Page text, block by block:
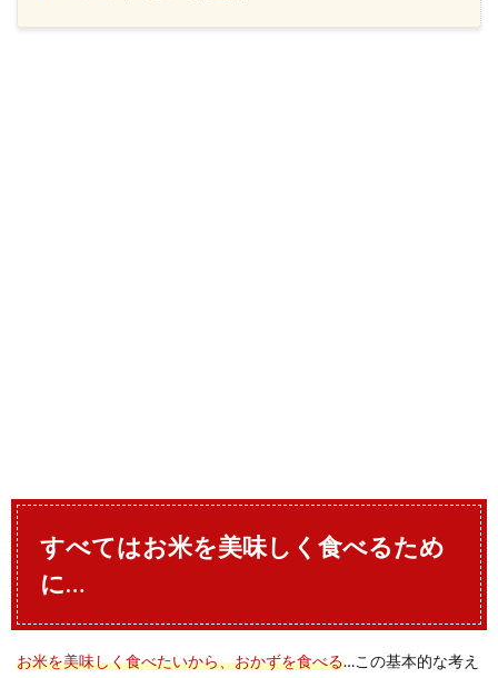
すべてはお米を美味しく食べるため
に…
お米を美味しく食べたいから、おかずを食べる…この基本的な考え